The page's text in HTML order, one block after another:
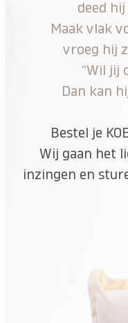
deed
Maak vlak
vroeg hij
“Wil jij
Dan kan
Bestel je
Wij gaan het
inzingen en